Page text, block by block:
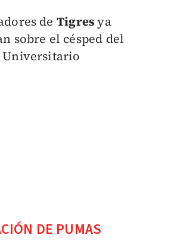
de Tigresya
sobre el césped del
Universitario
DE PUMAS